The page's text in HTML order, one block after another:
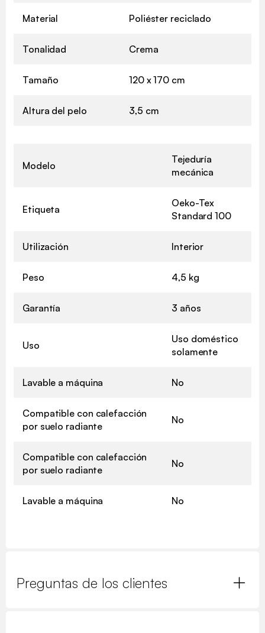
Material Poliéster reciclado
Tonalidad Crema
Tamaño 120 x 170 cm
Altura del pelo 3,5 cm
Modelo
Tejeduría
mecánica
Etiqueta
Oeko-Tex
Standard 100
Utilización Interior
Peso 4,5 kg
Garantía 3 años
Uso
Uso doméstico
solamente
Lavable a máquina No
Compatible con calefacción
por suelo radiante
No
Compatible con calefacción
por suelo radiante
No
Lavable a máquina No
Preguntas de los clientes